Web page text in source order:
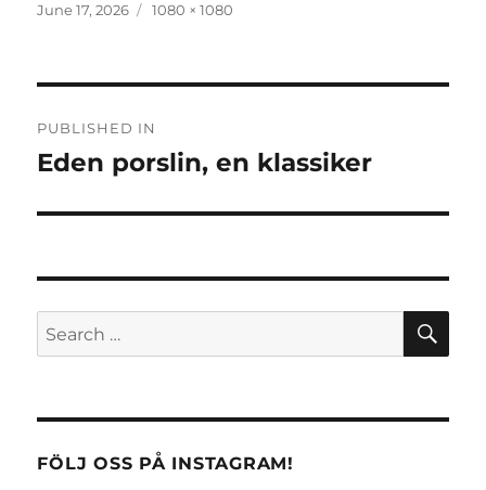
Posted
June 17, 2026
Full
1080 × 1080
navigation
PUBLISHED IN
Eden porslin, en klassiker
Search
for:
FÖLJ OSS PÅ INSTAGRAM!